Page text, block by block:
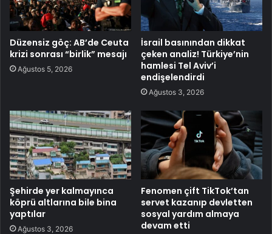
Düzensiz göç: AB’de Ceuta
krizi sonrası “birlik” mesajı
Ağustos 5, 2026
İsrail basınından dikkat
çeken analiz! Türkiye’nin
hamlesi Tel Aviv’i
endişelendirdi
Ağustos 3, 2026
Şehirde yer kalmayınca
köprü altlarına bile bina
yaptılar
Ağustos 3, 2026
Fenomen çift TikTok’tan
servet kazanıp devletten
sosyal yardım almaya
devam etti